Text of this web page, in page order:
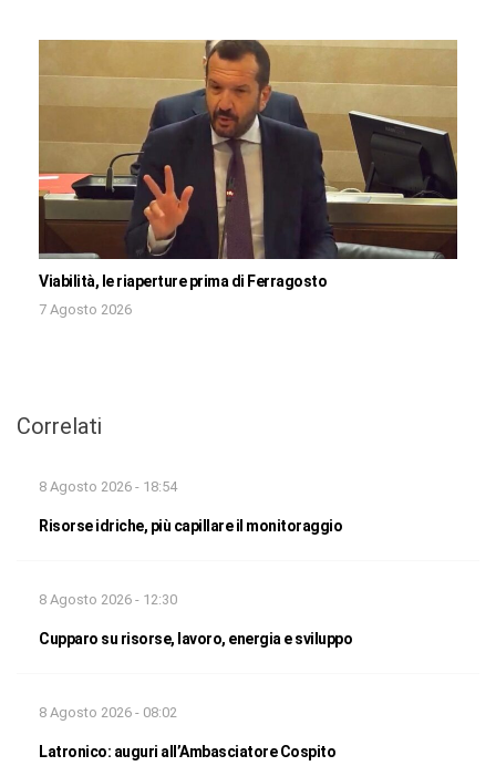
Viabilità, le riaperture prima di Ferragosto
7 Agosto 2026
Correlati
8 Agosto 2026 - 18:54
Risorse idriche, più capillare il monitoraggio
8 Agosto 2026 - 12:30
Cupparo su risorse, lavoro, energia e sviluppo
8 Agosto 2026 - 08:02
Latronico: auguri all’Ambasciatore Cospito